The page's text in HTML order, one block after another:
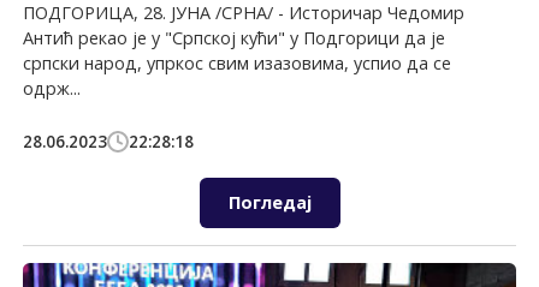
ПОДГОРИЦА, 28. ЈУНА /СРНА/ - Историчар Чедомир
Антић рекао је у "Српској кући" у Подгорици да је
српски народ, упркос свим изазовима, успио да се
одрж...
28.06.2023 22:28:18
Погледај